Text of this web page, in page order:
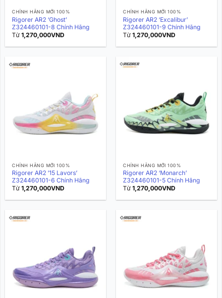
CHÍNH HÃNG MỚI 100%
Rigorer AR2 ‘Ghost’
Z324460101-8 Chính Hãng
Từ1,270,000VND
CHÍNH HÃNG MỚI 100%
Rigorer AR2 ‘Excalibur’
Z324460101-9 Chính Hãng
Từ1,270,000VND
CHÍNH HÃNG MỚI 100%
Rigorer AR2 ’15 Lavors’
Z324460101-6 Chính Hãng
Từ1,270,000VND
CHÍNH HÃNG MỚI 100%
Rigorer AR2 ‘Monarch’
Z324460101-5 Chính Hãng
Từ1,270,000VND